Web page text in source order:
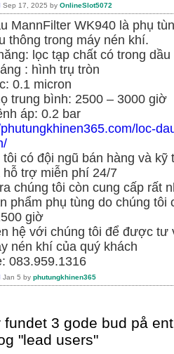
Sep 17, 2025 by OnlineSlot5072
MannFilter WK940 là phụ
thông trong máy nén khí.
lọc tạp chất có trong dầu
: hình trụ tròn
0.1 micron
trung bình: 2500 – 3000 giờ
áp: 0.2 bar
loc-
tôi có đội ngũ bán hàng và
hỗ trợ miễn phí 24/7
chúng tôi còn cung cấp rất
phẩm phụ tùng do chúng
giờ
hệ với chúng tôi để được tư
nén khí của quý khách
083.959.1316
Jan 5 by phutungkhinen365
fundet 3 gode bud på
"lead users"